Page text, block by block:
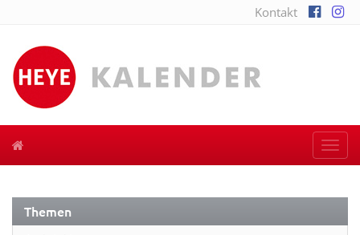
Kontakt
Themen